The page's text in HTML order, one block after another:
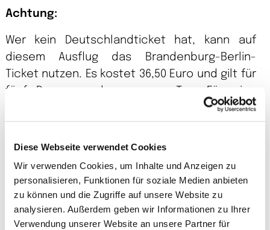
Diese Webseite verwendet Cookies
Wir verwenden Cookies, um Inhalte und Anzeigen zu
personalisieren, Funktionen für soziale Medien anbieten
zu können und die Zugriffe auf unsere Website zu
analysieren. Außerdem geben wir Informationen zu Ihrer
Verwendung unserer Website an unsere Partner für
Achtung:
Wer kein Deutschlandticket hat, kann auf
diesem Ausflug das Brandenburg-Berlin-
Ticket nutzen. Es kostet 36,50 Euro und gilt für
fünf Personen den ganzen Tag. Für eine
einzige Person kostet es aber genauso viel.
Sucht euch deshalb am besten im Voraus ein
paar Begleiter und kalkuliert Zeit zum
Viele Grüße
Ulrich Conrad